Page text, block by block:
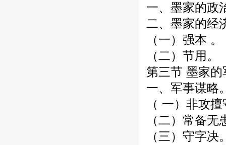
一、墨家的政
二、墨家的经
（一）强本 。
（二）节用。
第三节 墨家
一、军事谋略
（ 一）非攻
（二）常备无
（三）守字决